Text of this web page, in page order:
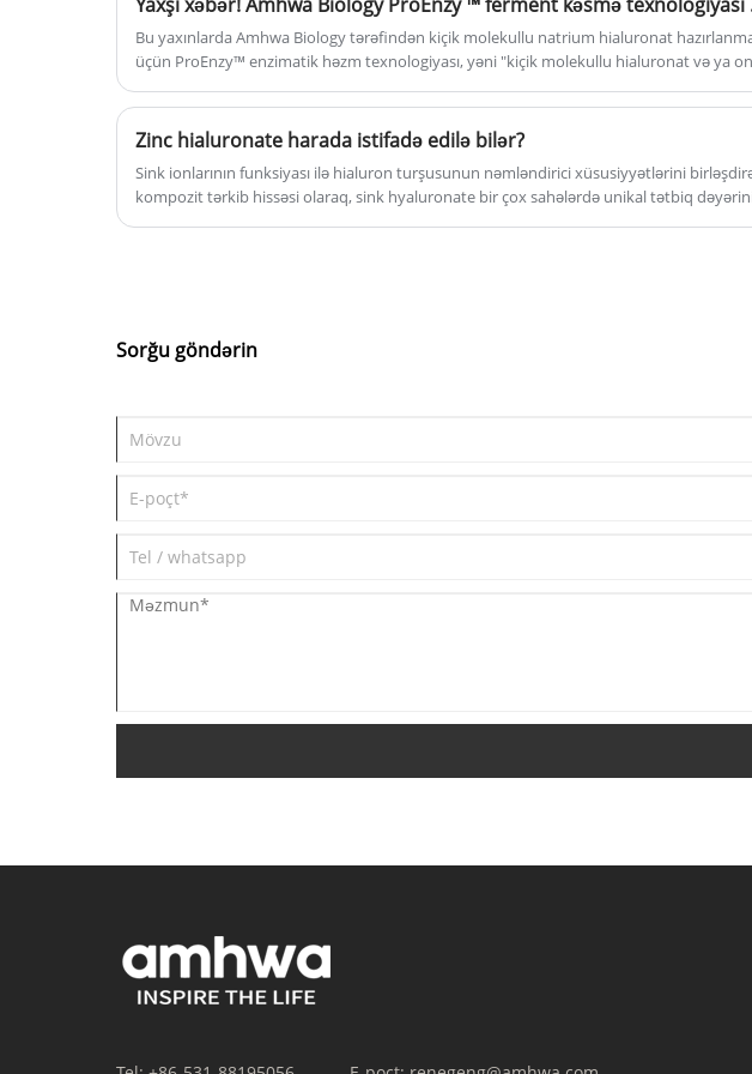
water
and
food,
Bu yaxınlarda Amhwa Biology tərəfindən kiçik molekullu natrium hialuronat
üçün ProEnzy™ enzimatik həzm texnologiyası, yəni "kiçik molekullu hialuronat və ya
rəsmi olaraq icazə verilmiş və ölkəmizdə bioloji mühəndislik texnologiyası sahəsində bir
irəliləyiş olan Çin İxtira patentinin sertifikatı verilmişdir.
Zinc hialuronate harada istifadə edilə bilər?
Sink ionlarının funksiyası ilə hialuron turşusunun nəmləndirici xüsusiyyətlərini
kompozit tərkib hissəsi olaraq, sink hyaluronate bir çox sahələrdə unikal tətbiq
Sorğu göndərin